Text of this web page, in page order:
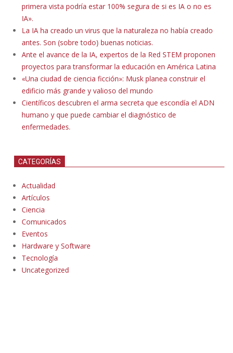
primera vista podría estar 100% segura de si es IA o no es
IA».
La IA ha creado un virus que la naturaleza no había creado
antes. Son (sobre todo) buenas noticias.
Ante el avance de la IA, expertos de la Red STEM proponen
proyectos para transformar la educación en América Latina
«Una ciudad de ciencia ficción»: Musk planea construir el
edificio más grande y valioso del mundo
Científicos descubren el arma secreta que escondía el ADN
humano y que puede cambiar el diagnóstico de
enfermedades.
CATEGORÍAS
Actualidad
Artículos
Ciencia
Comunicados
Eventos
Hardware y Software
Tecnología
Uncategorized